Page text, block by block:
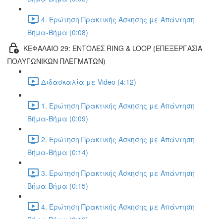
4. Ερώτηση Πρακτικής Άσκησης με Απάντηση
Βήμα-Βήμα (0:08)
ΚΕΦΑΛΑΙΟ 29: ΕΝΤΟΛΕΣ RING & LOOP (ΕΠΕΞΕΡΓΑΣΙΑ
ΠΟΛΥΓΩΝΙΚΩΝ ΠΛΕΓΜΑΤΩΝ)
Διδασκαλία με Video (4:12)
1. Ερώτηση Πρακτικής Άσκησης με Απάντηση
Βήμα-Βήμα (0:09)
2. Ερώτηση Πρακτικής Άσκησης με Απάντηση
Βήμα-Βήμα (0:14)
3. Ερώτηση Πρακτικής Άσκησης με Απάντηση
Βήμα-Βήμα (0:15)
4. Ερώτηση Πρακτικής Άσκησης με Απάντηση